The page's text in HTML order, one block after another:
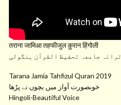
तराना जामिआ तहफीजुल क़ुरान हिंगोली
ترانہ جامعہ تحفیظ القرآن ہنگولی
Tarana Jamia Tahfizul Quran 2019
خوبصورت آواز میں بچوں نے پڑھا
Hingoli-Beautiful Voice